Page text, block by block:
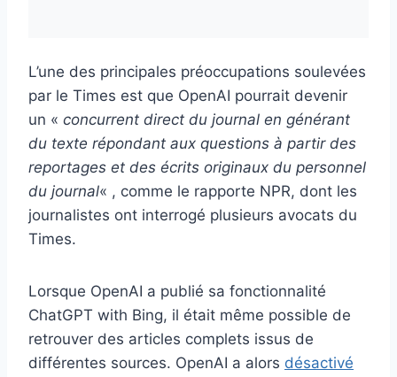
L’une des principales préoccupations soulevées
par le Times est que OpenAI pourrait devenir
un « concurrent direct du journal en générant
du texte répondant aux questions à partir des
reportages et des écrits originaux du personnel
du journal« , comme le rapporte NPR, dont les
journalistes ont interrogé plusieurs avocats du
Times.
Lorsque OpenAI a publié sa fonctionnalité
ChatGPT with Bing, il était même possible de
retrouver des articles complets issus de
différentes sources. OpenAI a alors désactivé